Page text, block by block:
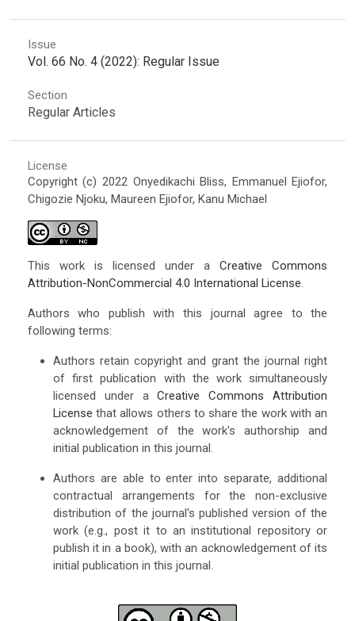
Issue
Vol. 66 No. 4 (2022): Regular Issue
Section
Regular Articles
License
Copyright (c) 2022 Onyedikachi Bliss, Emmanuel Ejiofor,
Chigozie Njoku, Maureen Ejiofor, Kanu Michael
This work is licensed under aCreative Commons
Attribution-NonCommercial 4.0 International License.
Authors who publish with this journal agree to the
following terms:
Authors retain copyright and grant the journal right
of first publication with the work simultaneously
licensed under aCreative Commons Attribution
License that allows others to share the work with an
acknowledgement of the work's authorship and
initial publication in this journal.
Authors are able to enter into separate, additional
contractual arrangements for the non-exclusive
distribution of the journal's published version of the
work (e.g., post it to an institutional repository or
publish it in a book), with an acknowledgement of its
initial publication in this journal.